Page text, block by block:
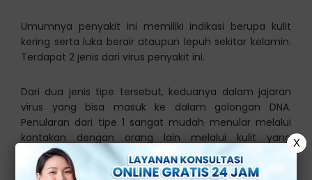
Umumnya penyakit ini memiliki indikasi berupa kulit
kering serta luka berair ataupun lepuh sekitar kelamin.
Terdapat 2 jenis dari virus penyakit ini.
Dari dua jenis tipe tersebut, keduanya dalam jajaran
virus yang bisa masuk ke dalam golongan DNA.
Penularan dari tipe 1 sangat mudah menular melalui
kontakan dengan orang lain melalui kulit yang
tersentuh.
X